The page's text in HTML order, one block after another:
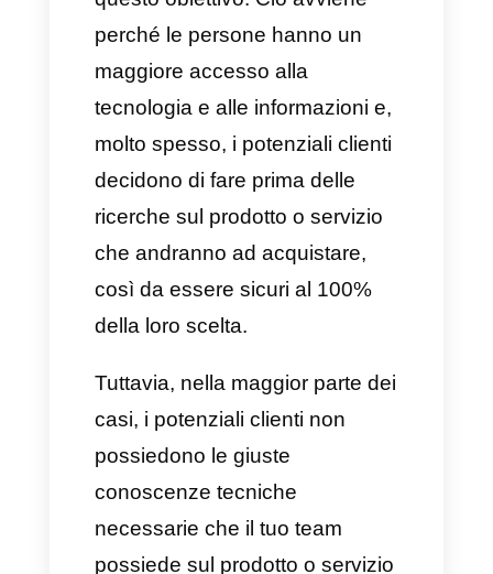
armonia nel complesso,
accompagnando il potenziale
cliente fino alla vendita finale e
alla completa
Oggigiorno, è davvero vendere
ad un potenziale cliente e le
aziende devono sforzarsi
questo obiettivo. Ciò avviene
perché le persone hanno un
maggiore accesso alla
tecnologia e alle informazioni e,